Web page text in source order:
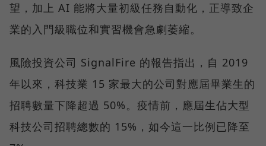
望，加上 AI 能將大量初級任務自動化，正導致企
業的入門級職位和實習機會急劇萎縮。
風險投資公司 SignalFire 的報告指出，自 2019
年以來，科技業 15 家最大的公司對應屆畢業生的
招聘數量下降超過 50%。疫情前，應屆生佔大型
科技公司招聘總數的 15%，如今這一比例已降至